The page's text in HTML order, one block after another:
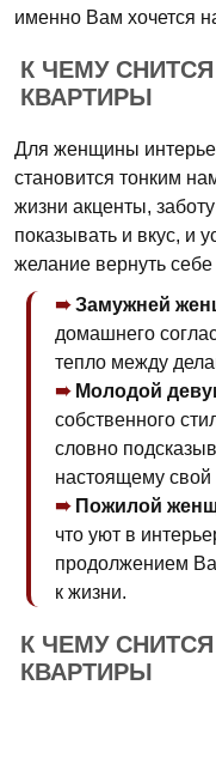
именно Вам хочется
К ЧЕМУ
КВАРТИРЫ
Для женщины
становится тонким
жизни акценты,
показывать и вкус, и
желание вернуть
Замужней
домашнего
тепло между
Молодой
собственного
словно
настоящему свой
Пожилой
что уют в
продолжением
к жизни.
К ЧЕМУ
КВАРТИРЫ